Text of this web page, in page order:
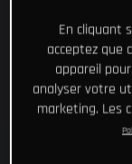
En cliquant
acceptez que
appareil
analyser votre
marketing. Les